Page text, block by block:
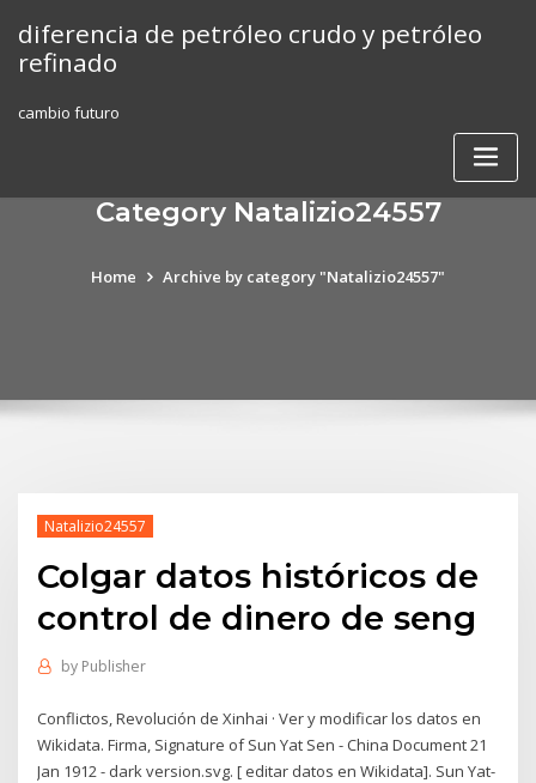
content
diferencia de petróleo crudo y petróleo
refinado
cambio futuro
Category Natalizio24557
Home Archive by category "Natalizio24557"
Natalizio24557
Colgar datos históricos de
control de dinero de seng
by Publisher
Conflictos, Revolución de Xinhai · Ver y modificar los datos en
Wikidata. Firma, Signature of Sun Yat Sen - China Document 21
Jan 1912 - dark version.svg. [ editar datos en Wikidata]. Sun Yat-